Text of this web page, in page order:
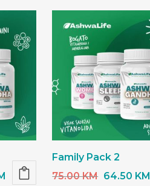
Current
Family Pack 2
75.00KM Original
64.50 KM